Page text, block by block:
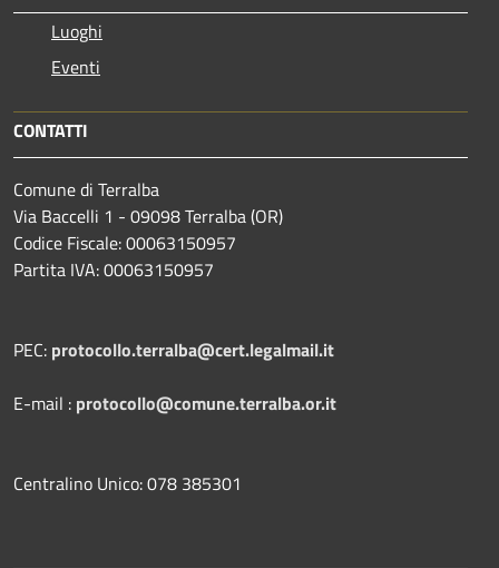
Luoghi
Eventi
CONTATTI
Comune di Terralba
Via Baccelli 1 - 09098 Terralba (OR)
Codice Fiscale: 00063150957
Partita IVA: 00063150957
PEC: protocollo.terralba@cert.legalmail.it
E-mail : protocollo@comune.terralba.or.it
Centralino Unico: 078 385301